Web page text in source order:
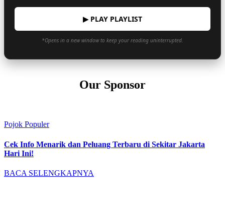
▶ PLAY PLAYLIST
*Opens in a new window to keep your reading uninterrupted.
Our Sponsor
Pojok Populer
Cek Info Menarik dan Peluang Terbaru di Sekitar Jakarta
Hari Ini!
BACA SELENGKAPNYA